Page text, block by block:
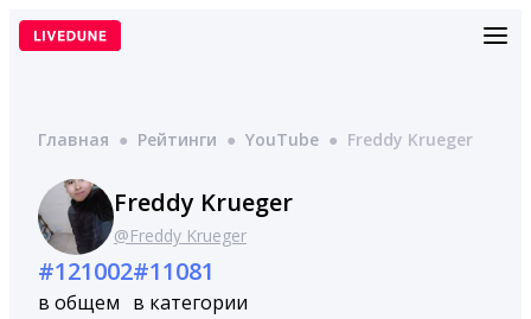
Перейти
Главная ● Рейтинги ● YouTube ● Freddy Krueger
Freddy Krueger
@Freddy Krueger
#121002
в общем
#11081
в категории